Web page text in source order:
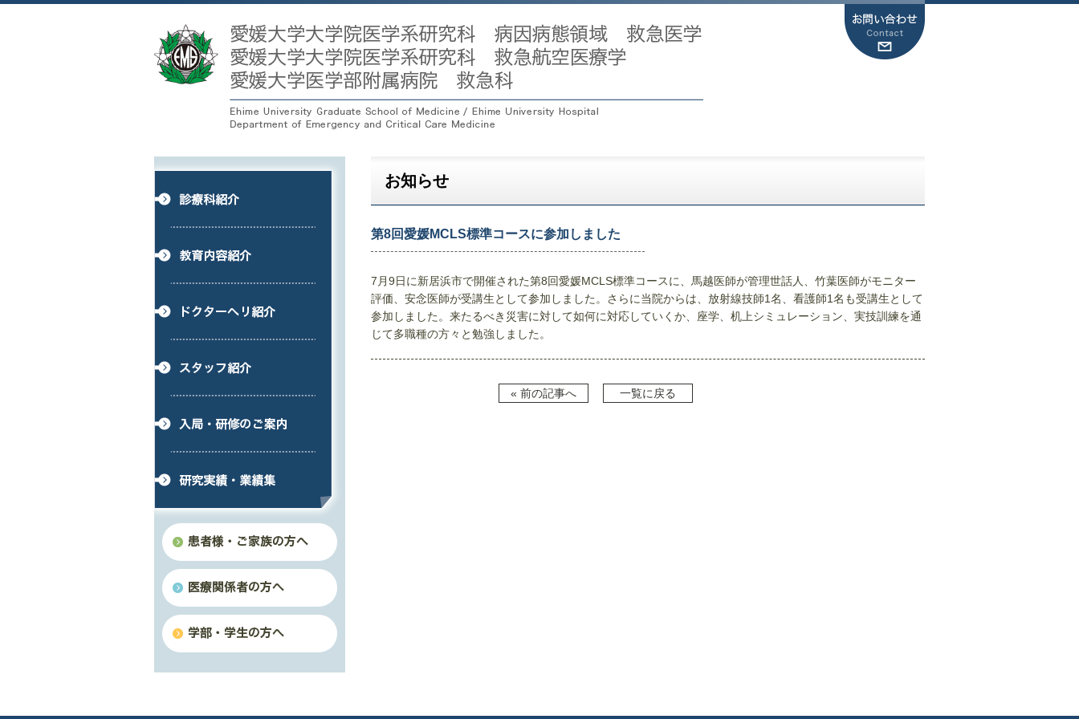
お知らせ
第8回愛媛MCLS標準コースに参加しました
7月9日に新居浜市で開催された第8回愛媛MCLS標準コースに、馬越医師が管理世話人、竹葉医師がモニター
評価、安念医師が受講生として参加しました。さらに当院からは、放射線技師1名、看護師1名も受講生として
参加しました。来たるべき災害に対して如何に対応していくか、座学、机上シミュレーション、実技訓練を通
じて多職種の方々と勉強しました。
« 前の記事へ 一覧に戻る